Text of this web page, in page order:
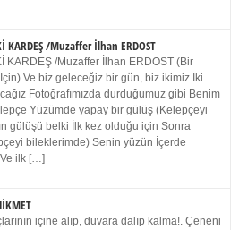
KARDEŞ /Muzaffer İlhan ERDOST
KARDEŞ /Muzaffer İlhan ERDOST (Bir
İçin) Ve biz geleceğiz bir gün, biz ikimiz İki
Fotoğrafımızda durduğumuz gibi Benim
Yüzümde yapay bir gülüş (Kelepçeyi
gülüşü belki İlk kez olduğu için Sonra
bileklerimde) Senin yüzün İçerde
Ve ilk […]
içine alıp, duvara dalıp kalma!. Çeneni